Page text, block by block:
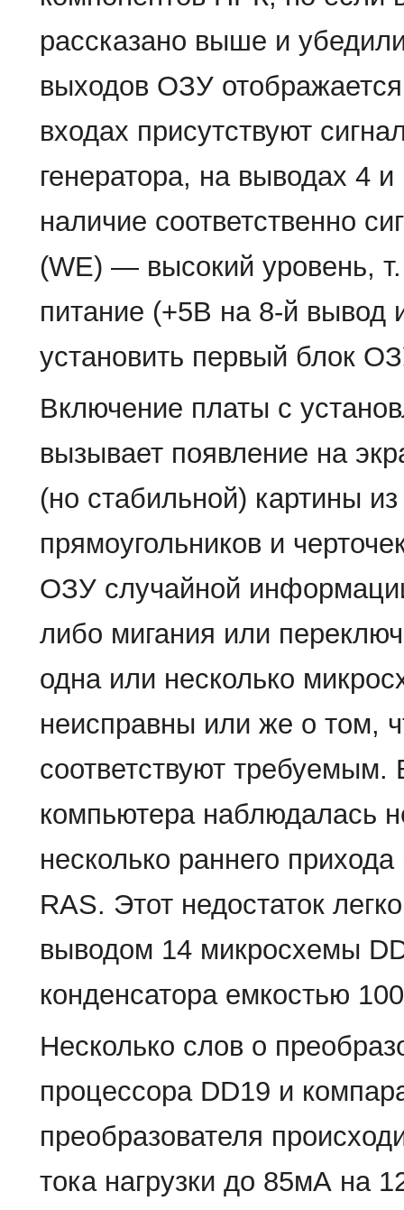
рассказано выше и
выходов ОЗУ
входах присутствуют
генератора, на выводах 4
наличие соответственно
(WE) — высокий уровень,
питание (+5В на 8-й
установить первый блок
Включение платы с
вызывает появление на
(но стабильной) картины
прямоугольников и
ОЗУ случайной
либо мигания или
одна или несколько
неисправны или же о том,
соответствуют
компьютера наблюдалась
несколько раннего
RAS. Этот недостаток
выводом 14 микросхемы
конденсатора емкостью
Несколько слов о
процессора DD19 и
преобразователя
тока нагрузки до 85мА на